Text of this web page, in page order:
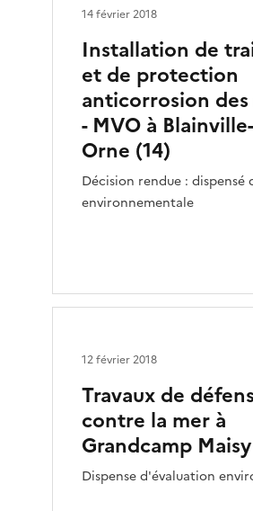
Installation de
et de protection
anticorrosion
- MVO à
Orne (14)
Décision rendue : dispensé
environnementale
14 février 2018
Travaux de
contre la mer à
Grandcamp
Dispense d'évaluation
12 février 2018